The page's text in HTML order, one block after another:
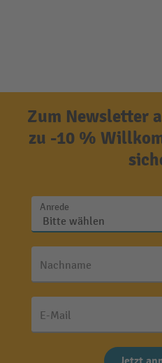
Zum Newsletter
zu -10 %
Anrede
Nachname
E-Mail